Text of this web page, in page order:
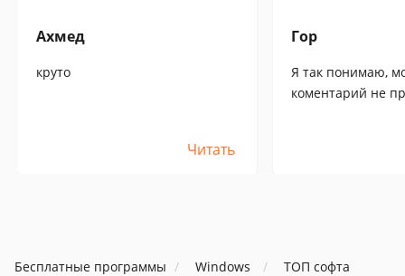
Ахмед
круто
Читать
Гор
Я так понимаю,
коментарий не
Бесплатные программы Windows ТОП софта